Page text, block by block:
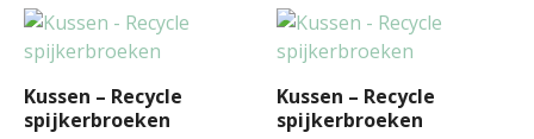
Kussen – Recycle
spijkerbroeken
Kussen – Recycle
spijkerbroeken